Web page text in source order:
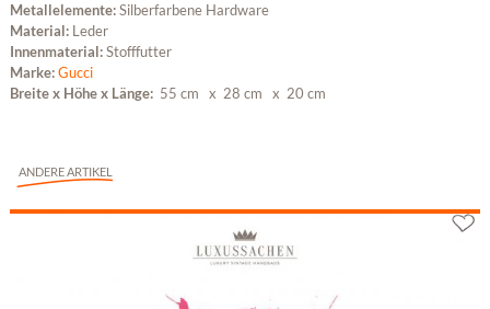
Metallelemente:Silberfarbene Hardware
Material: Leder
Innenmaterial:Stofffutter
Marke:Gucci
Breite x Höhe x Länge: 55 cm x 28 cm x 20 cm
ANDERE ARTIKEL